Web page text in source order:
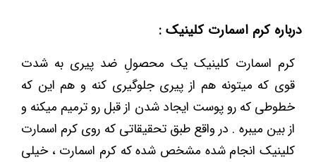
درباره کرم اسمارت کلینیک :
کرم اسمارت کلینیک یک محصولِ ضد پیری به شدت
قوی که میتونه هم از پیری جلوگیری کنه و هم این که
خطوطی که رو پوست ایجاد شدن از قبل رو ترمیم میکنه و
از بین میبره . در واقع طبق تحقیقاتی که روی کرم اسمارت
کلینیک انجام شده مشخص شده که کرم اسمارت ، خیلی